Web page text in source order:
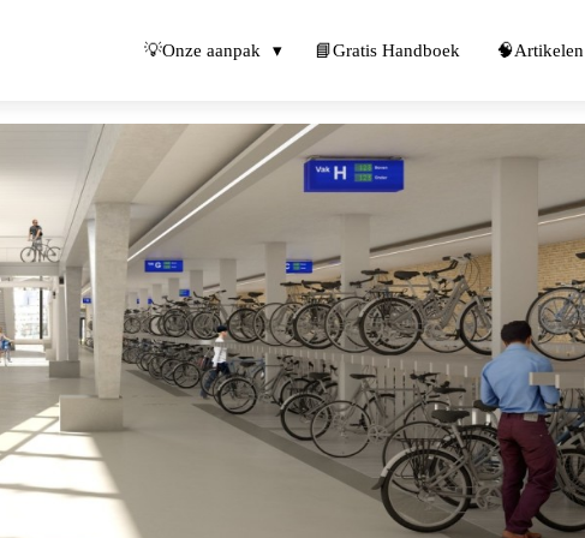
💡Onze aanpak 📘Gratis Handboek 🧠Artikelen